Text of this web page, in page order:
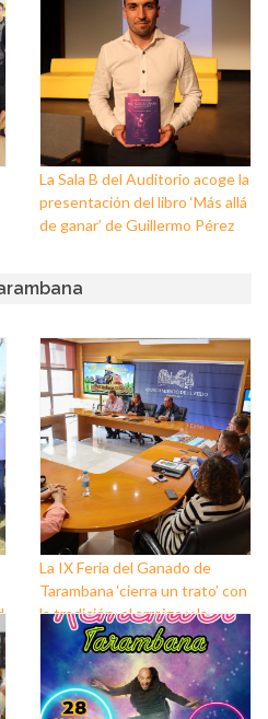
La Sala B del Auditorio acoge la
presentación del libro ‘Más allá
de ganar’ de Guillermo Pérez
La IX Feria del Ganado de
Tarambana ‘cierra un trato’ con
la tradición, el arraigo y la
cultura popular en torno a las
labores del campo